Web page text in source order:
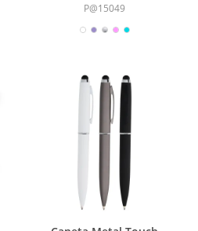
P@15049